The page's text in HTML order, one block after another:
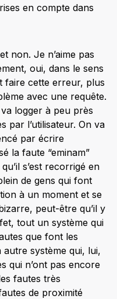
en compte dans
non. Je n’aime pas
oui, dans le sens
faire cette erreur, plus
avec une requête.
logger à peu près
par l’utilisateur. On va
par écrire
la faute “eminam”
s’est recorrigé en
de gens qui font
à un moment et se
peut-être qu’il y
tout un système qui
que font les
autre système qui, lui,
qui n’ont pas encore
fautes très
de proximité